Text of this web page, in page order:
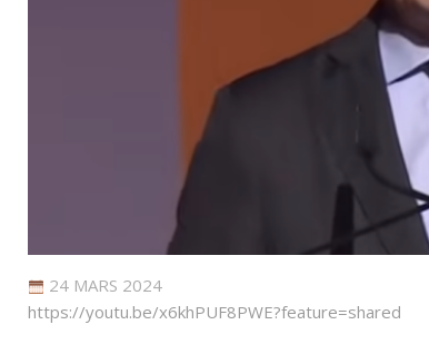
24 MARS 2024
https://youtu.be/x6khPUF8PWE?feature=shared